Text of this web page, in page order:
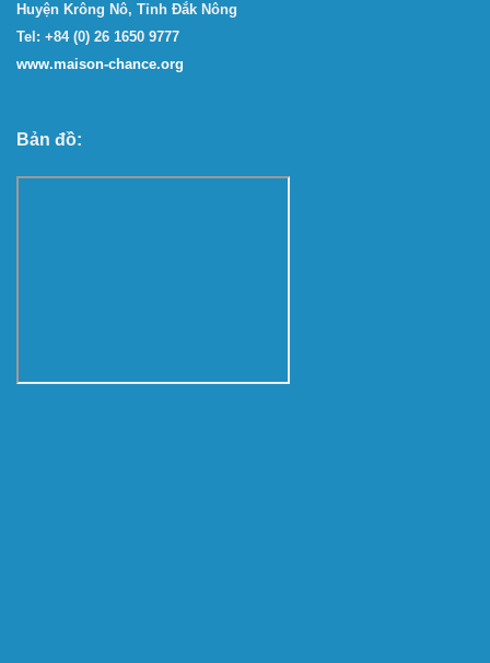
Huyện Krông Nô, Tỉnh Đắk Nông
Tel: +84 (0) 26 1650 9777
www.maison-chance.org
Bản đồ: